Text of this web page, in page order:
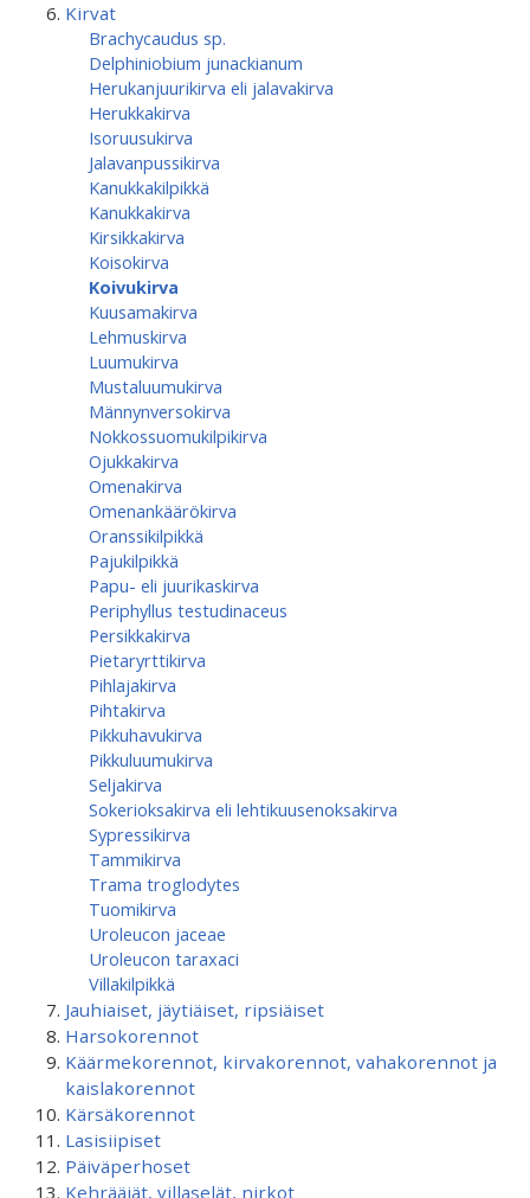
Kirvat
Brachycaudus sp.
Delphiniobium junackianum
Herukanjuurikirva eli jalavakirva
Herukkakirva
Isoruusukirva
Jalavanpussikirva
Kanukkakilpikkä
Kanukkakirva
Kirsikkakirva
Koisokirva
Koivukirva
Kuusamakirva
Lehmuskirva
Luumukirva
Mustaluumukirva
Männynversokirva
Nokkossuomukilpikirva
Ojukkakirva
Omenakirva
Omenankäärökirva
Oranssikilpikkä
Pajukilpikkä
Papu- eli juurikaskirva
Periphyllus testudinaceus
Persikkakirva
Pietaryrttikirva
Pihlajakirva
Pihtakirva
Pikkuhavukirva
Pikkuluumukirva
Seljakirva
Sokerioksakirva eli lehtikuusenoksakirva
Sypressikirva
Tammikirva
Trama troglodytes
Tuomikirva
Uroleucon jaceae
Uroleucon taraxaci
Villakilpikkä
Jauhiaiset, jäytiäiset, ripsiäiset
Harsokorennot
Käärmekorennot, kirvakorennot, vahakorennot ja
kaislakorennot
Kärsäkorennot
Lasisiipiset
Päiväperhoset
Kehrääjät, villaselät, nirkot